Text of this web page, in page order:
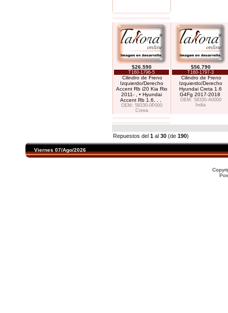
$26.590
T160-1796-5
Cilindro de Freno
Izquierdo/Derecho
Accent Rb i20 Kia Rio
2011- , • Hyundai
Accent Rb 1.6
OEM: 58330-0P000
Corea
$56.790
T160-1797-3
Cilindro de Freno
Izquierdo/Derecho
Hyundai Creta 1.6
G4Fg 2017-2018
OEM: 58330-A0000
India
Repuestos del 1 al 30 (de 190)
Viernes 07/Ago/2026